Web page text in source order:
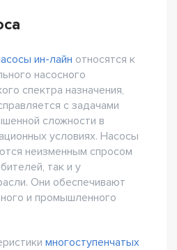
ин-лайн относятся к
насосного
спектра назначения,
с задачами
сложности в
условиях. Насосы
неизменным спросом
так и у
Они обеспечивают
и промышленного
многоступенчатых